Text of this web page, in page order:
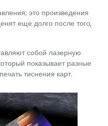
это произведения
еще долго после того,
собой лазерную
показывает разные
тиснения карт.